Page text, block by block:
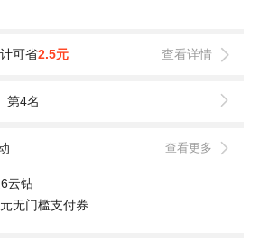
可省2.5元 查看详情
第4名
查看更多
云钻
无门槛支付券